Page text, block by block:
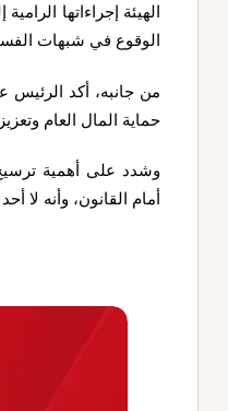
الهيئة إجراءاتها
الوقوع في شبهات
من جانبه، أكد الرئيس
حماية المال العام
وشدد على أهمية
أمام القانون، وأنه لا